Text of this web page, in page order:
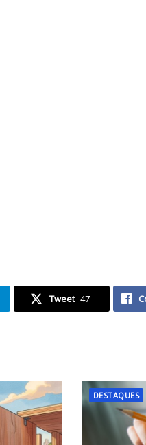
Tweet 47
DESTAQUES